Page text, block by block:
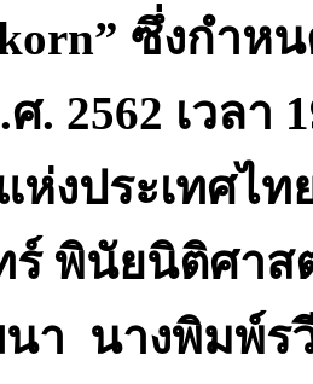
ซึ่งกำห
. 2562 เวล
งประเทศไ
ร์ พินัยนิติศาส
า นางพิมพ์ร